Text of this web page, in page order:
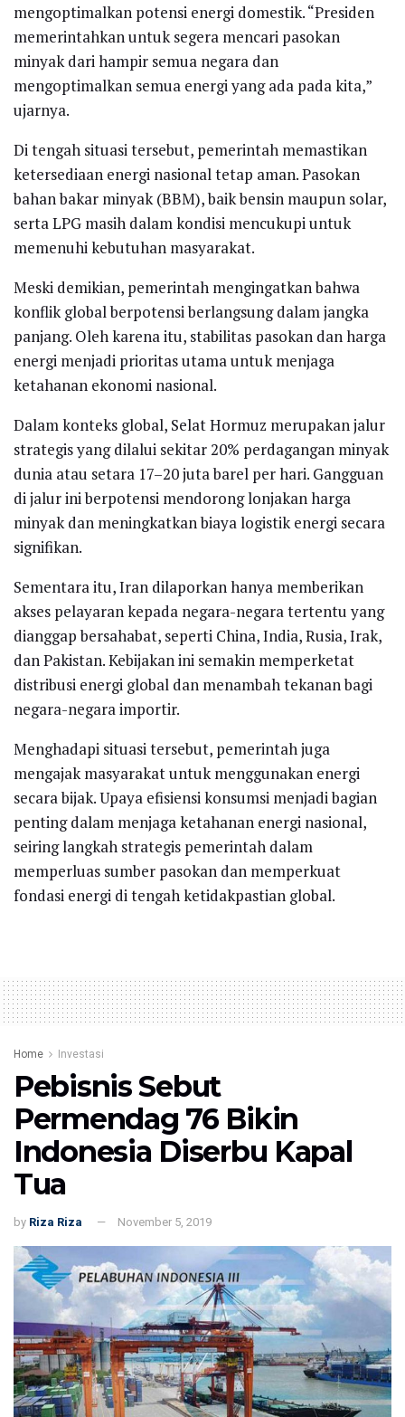
mengoptimalkan potensi energi domestik. “Presiden
memerintahkan untuk segera mencari pasokan
minyak dari hampir semua negara dan
mengoptimalkan semua energi yang ada pada kita,”
ujarnya.
Di tengah situasi tersebut, pemerintah memastikan
ketersediaan energi nasional tetap aman. Pasokan
bahan bakar minyak (BBM), baik bensin maupun solar,
serta LPG masih dalam kondisi mencukupi untuk
memenuhi kebutuhan masyarakat.
Meski demikian, pemerintah mengingatkan bahwa
konflik global berpotensi berlangsung dalam jangka
panjang. Oleh karena itu, stabilitas pasokan dan harga
energi menjadi prioritas utama untuk menjaga
ketahanan ekonomi nasional.
Dalam konteks global, Selat Hormuz merupakan jalur
strategis yang dilalui sekitar 20% perdagangan minyak
dunia atau setara 17–20 juta barel per hari. Gangguan
di jalur ini berpotensi mendorong lonjakan harga
minyak dan meningkatkan biaya logistik energi secara
signifikan.
Sementara itu, Iran dilaporkan hanya memberikan
akses pelayaran kepada negara-negara tertentu yang
dianggap bersahabat, seperti China, India, Rusia, Irak,
dan Pakistan. Kebijakan ini semakin memperketat
distribusi energi global dan menambah tekanan bagi
negara-negara importir.
Menghadapi situasi tersebut, pemerintah juga
mengajak masyarakat untuk menggunakan energi
secara bijak. Upaya efisiensi konsumsi menjadi bagian
penting dalam menjaga ketahanan energi nasional,
seiring langkah strategis pemerintah dalam
memperluas sumber pasokan dan memperkuat
fondasi energi di tengah ketidakpastian global.
Home Investasi
Pebisnis Sebut
Permendag 76 Bikin
Indonesia Diserbu Kapal
Tua
by Riza Riza November 5, 2019